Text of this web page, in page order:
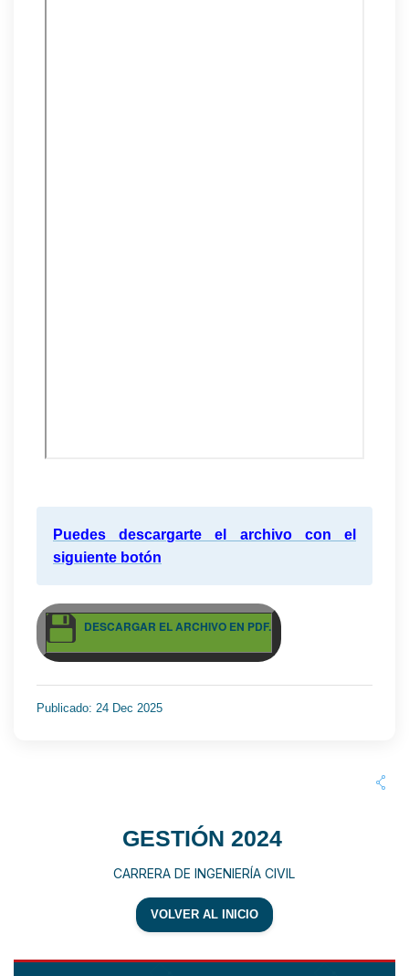
Puedes descargarte el archivo con el
siguiente botón
DESCARGAR EL ARCHIVO EN PDF.
Publicado: 24 Dec 2025
GESTIÓN 2024
CARRERA DE INGENIERÍA CIVIL
VOLVER AL INICIO